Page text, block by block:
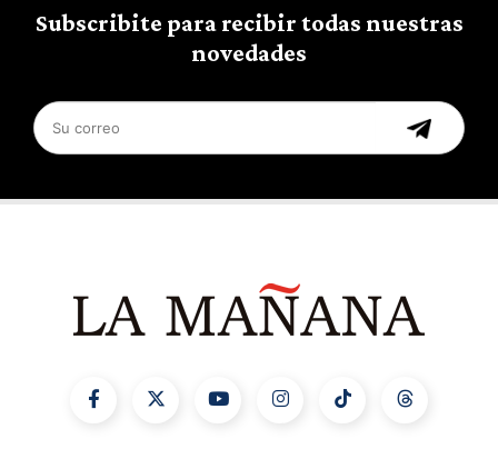
Subscribite para recibir todas nuestras
novedades